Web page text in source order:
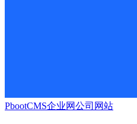
PbootCMS企业网公司网站